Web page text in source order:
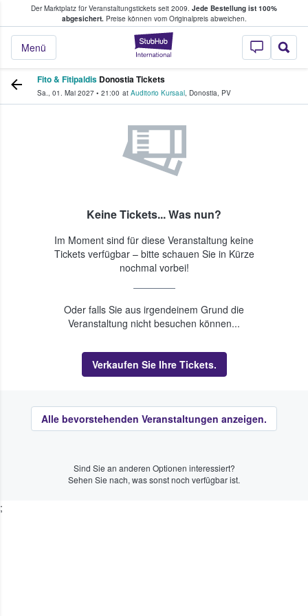
Der Marktplatz für Veranstaltungstickets seit 2009. Jede Bestellung ist 100%
abgesichert.Preise können vom Originalpreis abweichen.
StubHub - Wo
Menü
Tickets kaufen & verkaufen
Fito & Fitipaldis Donostia Tickets
Sa., 01. Mai 2027 • 21:00 at Auditorio Kursaal, Donostia, PV
Keine Tickets... Was nun?
Im Moment sind für diese Veranstaltung keine
Tickets verfügbar – bitte schauen Sie in Kürze
nochmal vorbei!
Oder falls Sie aus irgendeinem Grund die
Veranstaltung nicht besuchen können...
Verkaufen Sie Ihre Tickets.
Alle bevorstehenden Veranstaltungen anzeigen.
Sind Sie an anderen Optionen interessiert?
Sehen Sie nach, was sonst noch verfügbar ist.
;